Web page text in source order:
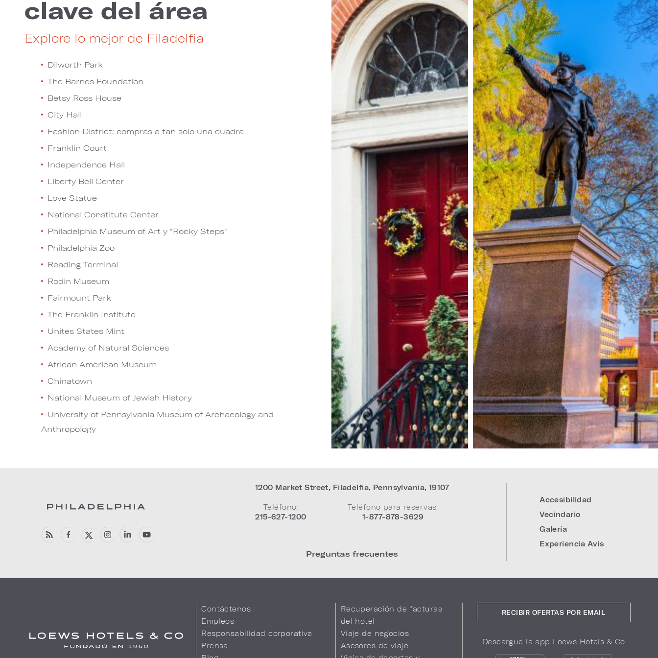
clave del área
Explore lo mejor de Filadelfia
Dilworth Park
The Barnes Foundation
Betsy Ross House
City Hall
Fashion District: compras a tan solo una cuadra
Franklin Court
Independence Hall
Liberty Bell Center
Love Statue
National Constitute Center
Philadelphia Museum of Art y "Rocky Steps"
Philadelphia Zoo
Reading Terminal
Rodin Museum
Fairmount Park
The Franklin Institute
Unites States Mint
Academy of Natural Sciences
African American Museum
Chinatown
National Museum of Jewish History
University of Pennsylvania Museum of Archaeology and
Anthropology
1200 Market Street, Filadelfia, Pennsylvania, 19107
Teléfono:
215-627-1200
Teléfono para reservas:
1-877-878-3629
Preguntas frecuentes
Accesibilidad
Vecindario
Galería
Experiencia Avis
Contáctenos
Empleos
Responsabilidad corporativa
Prensa
Recuperación de facturas
del hotel
Viaje de negocios
Asesores de viaje
RECIBIR OFERTAS POR EMAIL
Descargue la app Loews Hotels & Co